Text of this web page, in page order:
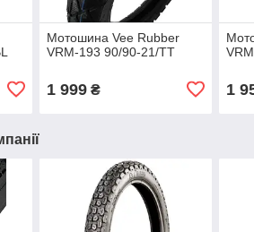
Мотошина Vee Rubber
VRM-193 90/90-21/TT
1 999₴ 1